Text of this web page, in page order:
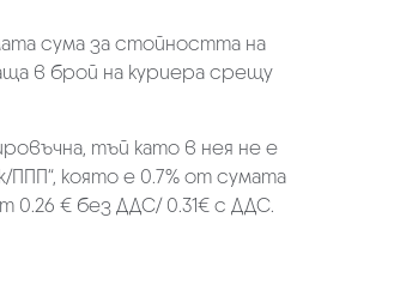
сума за стойността на
в брой на куриера срещу
тъй като в нея не е
която е 0.7% от сумата
0.26 € без ДДС/ 0.31€ с ДДС.